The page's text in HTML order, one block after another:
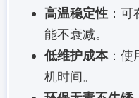
高温稳定性 ：
能不衰减。
低维护成本：使
机时间。